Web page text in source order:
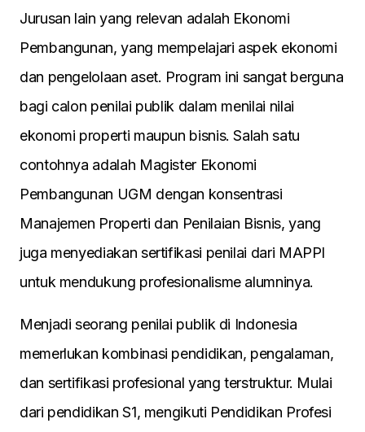
Jurusan lain yang relevan adalah Ekonomi
Pembangunan, yang mempelajari aspek ekonomi
dan pengelolaan aset. Program ini sangat berguna
bagi calon penilai publik dalam menilai nilai
ekonomi properti maupun bisnis. Salah satu
contohnya adalah Magister Ekonomi
Pembangunan UGM dengan konsentrasi
Manajemen Properti dan Penilaian Bisnis, yang
juga menyediakan sertifikasi penilai dari MAPPI
untuk mendukung profesionalisme alumninya.
Menjadi seorang penilai publik di Indonesia
memerlukan kombinasi pendidikan, pengalaman,
dan sertifikasi profesional yang terstruktur. Mulai
dari pendidikan S1, mengikuti Pendidikan Profesi